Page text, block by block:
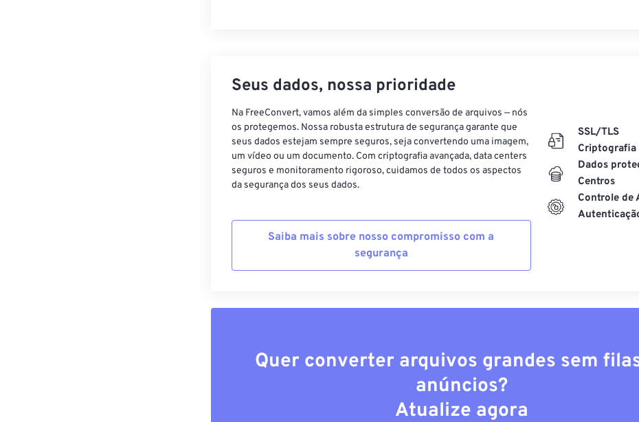
Seus dados, nossa prioridade
Na FreeConvert, vamos além da simples conversão de arquivos — nós
os protegemos. Nossa robusta estrutura de segurança garante que
seus dados estejam sempre seguros, seja convertendo uma imagem,
um vídeo ou um documento. Com criptografia avançada, data centers
seguros e monitoramento rigoroso, cuidamos de todos os aspectos
da segurança dos seus dados.
Saiba mais sobre nosso compromisso com a
segurança
SSL/TLS
Criptografia
Dados
Centros
Controle de
Quer converter arquivos grandes sem
anúncios?
Atualize agora